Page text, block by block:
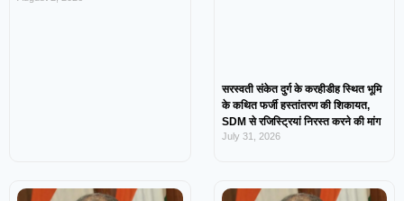
सरस्वती संकेत दुर्ग के करहीडीह स्थित भूमि
के कथित फर्जी हस्तांतरण की शिकायत,
SDM से रजिस्ट्रियां निरस्त करने की मांग
July 31, 2026